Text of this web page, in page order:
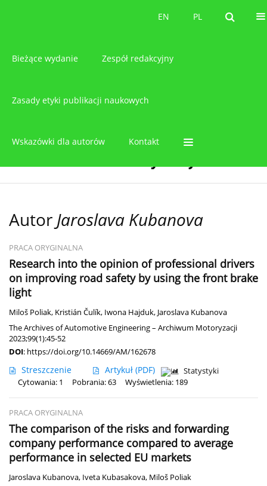
PL
EN PL
EN
Bieżące wydanie Zespół redakcyjny
Zasady etyki publikacji naukowych
Wskazówki dla autorów Kontakt
Autor Jaroslava Kubanova
PRACA ORYGINALNA
Research into the opinion of professional drivers
on improving road safety by using the front brake
light
Miloš Poliak, Kristián Čulík, Iwona Hajduk, Jaroslava Kubanova
The Archives of Automotive Engineering – Archiwum Motoryzacji
2023;99(1):45-52
DOI: https://doi.org/10.14669/AM/162678
Streszczenie Artykuł (PDF)
Statystyki
Cytowania: 1
Pobrania: 63 Wyświetlenia: 189
PRACA ORYGINALNA
The comparison of the risks and forwarding
company performance compared to average
performance in selected EU markets
Jaroslava Kubanova, Iveta Kubasakova, Miloš Poliak